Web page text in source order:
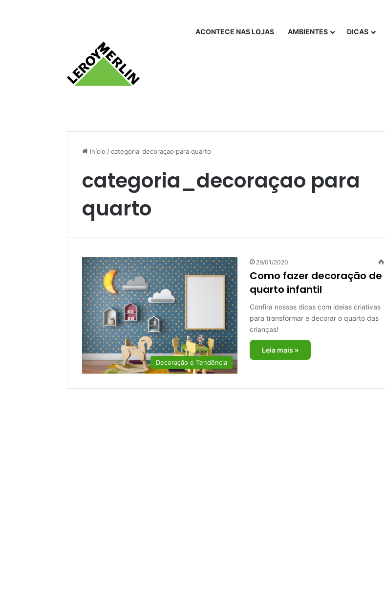
ACONTECE NAS LOJAS AMBIENTES DICAS
Início /categoria_decoraçao para quarto
categoria_decoraçao para
quarto
Decoração e Tendência
29/01/2020
Como fazer decoração de
quarto infantil
Confira nossas dicas com ideias criativas
para transformar e decorar o quarto das
crianças!
Leia mais »